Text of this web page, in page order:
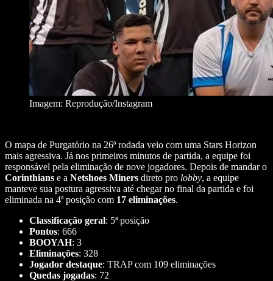
Imagem: Reprodução/Instagram
O mapa de Purgatório na 26ª rodada veio com uma Stars Horizon
mais agressiva. Já nos primeiros minutos de partida, a equipe foi
responsável pela eliminação de nove jogadores. Depois de mandar o
Corinthians e a Netshoes Miners direto pro lobby, a equipe
manteve sua postura agressiva até chegar no final da partida e foi
eliminada na 4ª posição com 17 eliminações.
Classificação geral: 5ª posição
Pontos: 666
BOOYAH: 3
Eliminações: 328
Jogador destaque: TRAP com 109 eliminações
Quedas jogadas: 72